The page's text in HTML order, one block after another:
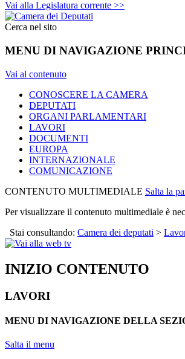
Vai alla Legislatura corrente >>
Cerca nel sito
MENU DI NAVIGAZIONE
Vai al contenuto
CONOSCERE LA CAMERA
DEPUTATI
ORGANI PARLAMENTARI
LAVORI
DOCUMENTI
EUROPA
INTERNAZIONALE
COMUNICAZIONE
CONTENUTO MULTIMEDIALE Salta la
Per visualizzare il contenuto multimediale è
Stai consultando: Camera dei deputati >
INIZIO CONTENUTO
LAVORI
MENU DI NAVIGAZIONE DELLA
Salta il menu